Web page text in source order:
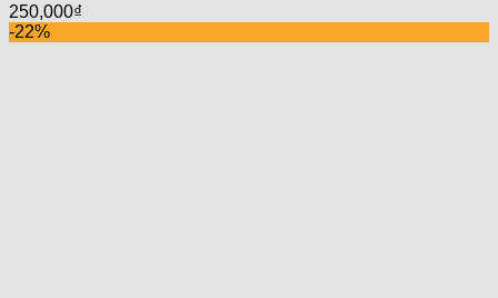
250,000₫
-22%